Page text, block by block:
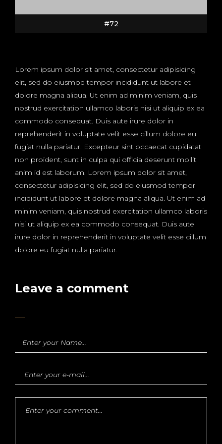
#72
Lorem ipsum dolor sit amet, consectetur adipisicing
elit, sed do eiusmod tempor incididunt ut labore et
dolore magna aliqua. Ut enim ad minim veniam, quis
nostrud exercitation ullamco laboris nisi ut aliquip ex ea
commodo consequat. Duis aute irure dolor in
reprehenderit in voluptate velit esse cillum dolore eu
fugiat nulla pariatur. Excepteur sint occaecat cupidatat
non proident, sunt in culpa qui officia deserunt mollit
anim id est laborum. Lorem ipsum dolor sit amet,
consectetur adipisicing elit, sed do eiusmod tempor
incididunt ut labore et dolore magna aliqua. Ut enim ad
minim veniam, quis nostrud exercitation ullamco laboris
nisi ut aliquip ex ea commodo consequat. Duis aute
irure dolor in reprehenderit in voluptate velit esse cillum
dolore eu fugiat nulla pariatur.
Leave a comment